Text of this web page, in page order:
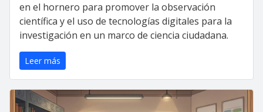
en el hornero para promover la observación
científica y el uso de tecnologías digitales para la
investigación en un marco de ciencia ciudadana.
Leer más